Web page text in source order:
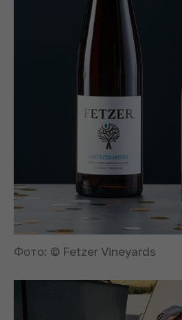
Фото: © Fetzer Vineyards